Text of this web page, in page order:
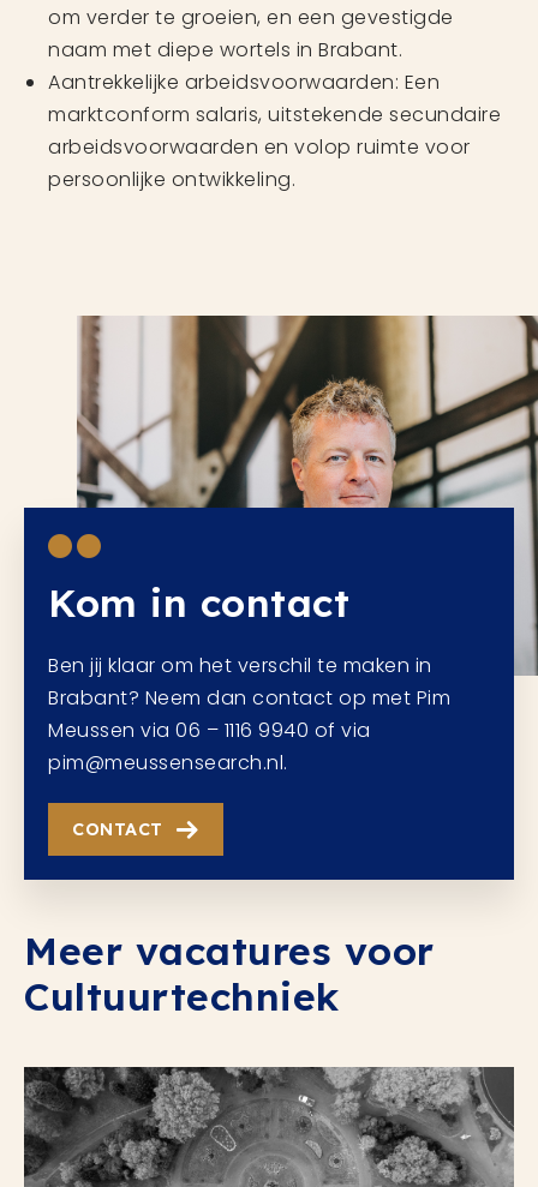
om verder te groeien, en een gevestigde
naam met diepe wortels in Brabant.
Aantrekkelijke arbeidsvoorwaarden: Een
marktconform salaris, uitstekende secundaire
arbeidsvoorwaarden en volop ruimte voor
persoonlijke ontwikkeling.
Kom in contact
Ben jij klaar om het verschil te maken in
Brabant? Neem dan contact op met Pim
Meussen via 06 – 1116 9940 of via
pim@meussensearch.nl.
CONTACT
Meer vacatures voor
Cultuurtechniek